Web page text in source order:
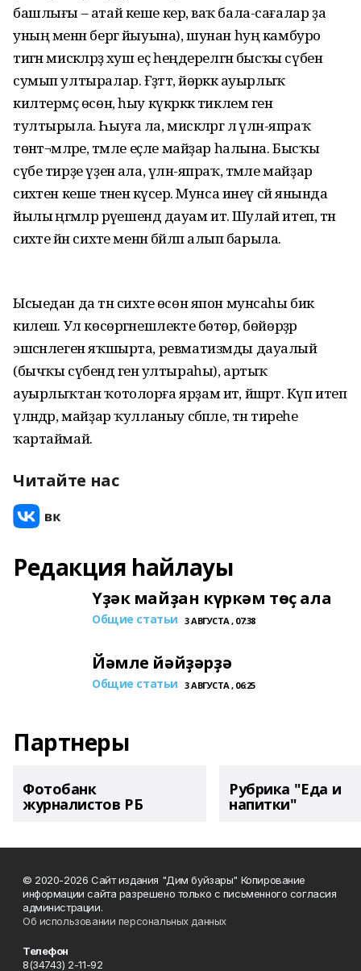
башлығы – атай кеше керә, ваҡ бала-сағалар ҙа
уның менән бергә йыуына), шунан һуң камбуро
тигән мискәләрҙә хуш еҫ һеңдерелгән бысҡы сүбенә
сумып ултыралар. Ғәҙәттә, йөрәккә ауырлыҡ
килтермәҫ өсөн, һыу күкрәккә тиклем генә
тултырыла. Һыуға ла, мискәләргә лә үлән-япраҡ
төнәт¬мәләре, тәмле еҫле майҙар һалына. Бысҡы
сүбе тирҙе үҙенә ала, үлән-япраҡ, тәмле майҙар
сихәтен кеше тәненә күсерә. Мунса инеү сәй янында
йылы әңгәмәләр рәүешендә дауам итә. Шулай итеп, тән
сихәте йән сихәте менән бәйләп алып барыла.
Ысыедан да тән сихәте өсөн япон мунсаһы бик
килешә. Ул көсөргәнешлекте бөтөрә, бөйөрҙәр
эшсәнлеген яҡшырта, ревматизмды дауалый
(бычҡы сүбендә генә ултыраһы), артыҡ
ауырлыҡтан ҡотолорға ярҙам итә, йәшәртә. Күп итеп
үләндәр, майҙар ҡулланыу сәбәпле, тән тиреһе
ҡартаймай.
Читайте нас
Редакция һайлауы
Үҙәк майҙан күркәм төҫ ала
Общие статьи 3 АВГУСТА , 07:38
Йәмле йәйҙәрҙә
Общие статьи 3 АВГУСТА , 06:25
Партнеры
Фотобанк
журналистов РБ
Рубрика "Еда и
напитки"
© 2020-2026 Сайт издания "Дим буйзары" Копирование
информации сайта разрешено только с письменного согласия
администрации.
Об использовании персональных данных
Телефон
8(34743) 2-11-92